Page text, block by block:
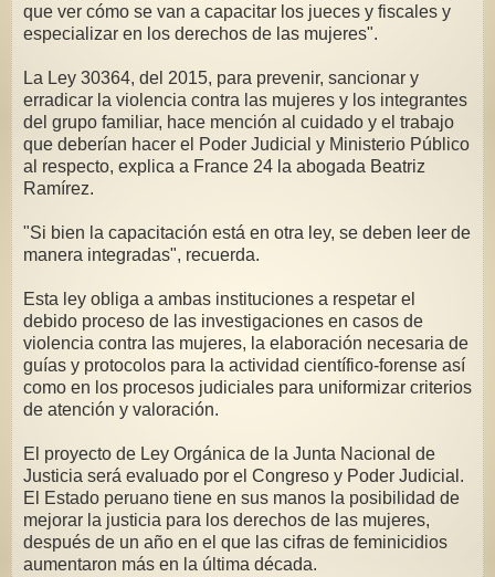
que ver cómo se van a capacitar los jueces y fiscales y
especializar en los derechos de las mujeres".
La Ley 30364, del 2015, para prevenir, sancionar y
erradicar la violencia contra las mujeres y los integrantes
del grupo familiar, hace mención al cuidado y el trabajo
que deberían hacer el Poder Judicial y Ministerio Público
al respecto, explica a France 24 la abogada Beatriz
Ramírez.
"Si bien la capacitación está en otra ley, se deben leer de
manera integradas", recuerda.
Esta ley obliga a ambas instituciones a respetar el
debido proceso de las investigaciones en casos de
violencia contra las mujeres, la elaboración necesaria de
guías y protocolos para la actividad científico-forense así
como en los procesos judiciales para uniformizar criterios
de atención y valoración.
El proyecto de Ley Orgánica de la Junta Nacional de
Justicia será evaluado por el Congreso y Poder Judicial.
El Estado peruano tiene en sus manos la posibilidad de
mejorar la justicia para los derechos de las mujeres,
después de un año en el que las cifras de feminicidios
aumentaron más en la última década.